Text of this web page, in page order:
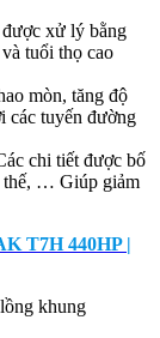
xử lý bằng
tuổi thọ cao
mòn, tăng độ
các tuyến đường
chi tiết được bố
thế, … Giúp giảm
T7H 440HP |